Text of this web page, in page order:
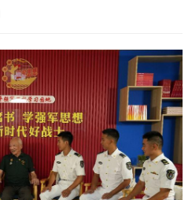
助残 一带一路
草原 湾区